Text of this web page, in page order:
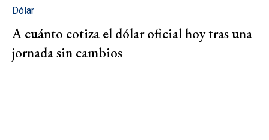
Dólar
A cuánto cotiza el dólar oficial hoy tras una
jornada sin cambios